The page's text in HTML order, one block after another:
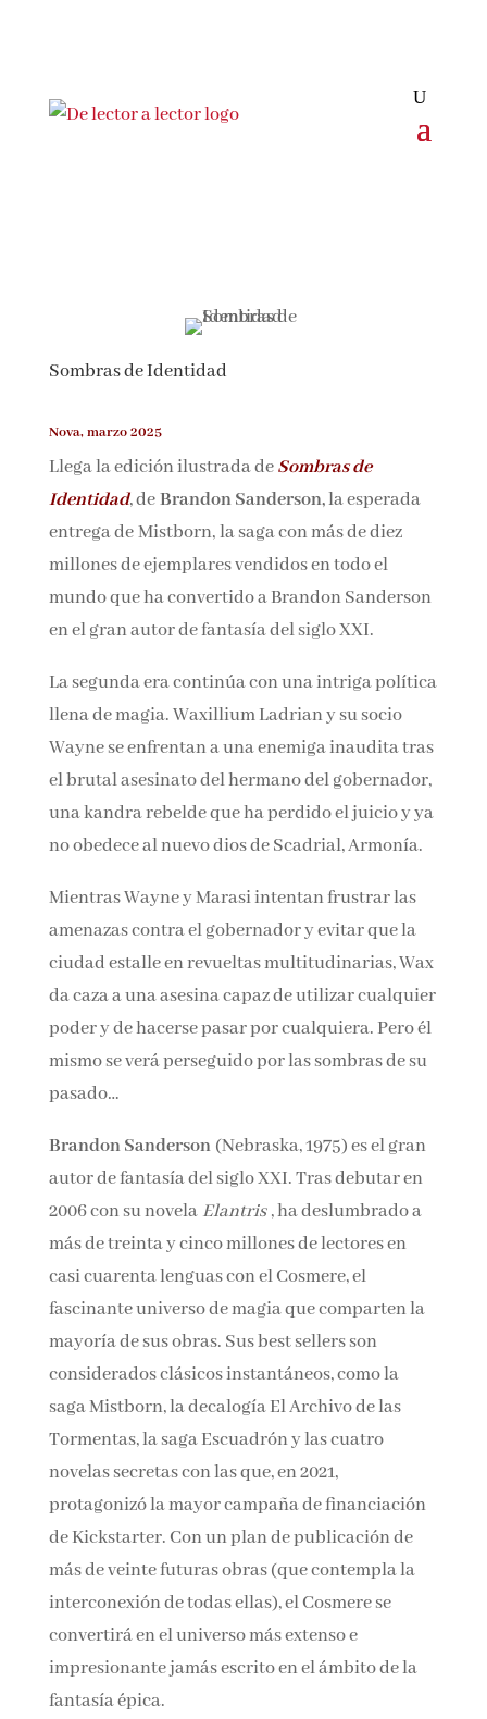
Sombras de Identidad
Nova, marzo 2025
Llega la edición ilustrada deSombras de
Identidad, deBrandon Sanderson,la esperada
entrega deMistborn,la saga con más de diez
millones de ejemplares vendidos en todo el
mundo que ha convertido a Brandon Sanderson
en el gran autor de fantasía del siglo XXI.
La segunda era continúa con una intriga política
llena de magia. Waxillium Ladrian y su socio
Wayne se enfrentan a una enemiga inaudita tras
el brutal asesinato del hermano del gobernador,
una kandra rebelde que ha perdido el juicio y ya
no obedece al nuevo dios de Scadrial, Armonía.
Mientras Wayne y Marasi intentan frustrar las
amenazas contra el gobernador y evitar que la
ciudad estalle en revueltas multitudinarias, Wax
da caza a una asesina capaz de utilizar cualquier
poder y de hacerse pasar por cualquiera. Pero él
mismo se verá perseguido por las sombras de su
pasado…
Brandon Sanderson(Nebraska, 1975) es el gran
autor de fantasía del siglo XXI. Tras debutar en
2006 con su novela Elantris, ha deslumbrado a
más de treinta y cinco millones de lectores en
casi cuarenta lenguas con el Cosmere, el
fascinante universo de magia que comparten la
mayoría de sus obras. Sus best sellers son
considerados clásicos instantáneos, como la
saga Mistborn, la decalogía El Archivo de las
Tormentas, la saga Escuadrón y las cuatro
novelas secretas con las que, en 2021,
protagonizó la mayor campaña de financiación
de Kickstarter. Con un plan de publicación de
más de veinte futuras obras (que contempla la
interconexión de todas ellas), el Cosmere se
convertirá en el universo más extenso e
impresionante jamás escrito en el ámbito de la
fantasía épica.